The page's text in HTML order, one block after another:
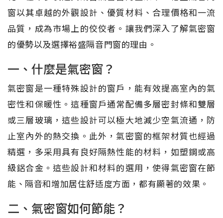
窗以其卓越的外觀設計、優質材料、合理價格和一流
品質，成為市場上的佼佼者。讓我們深入了解氣密窗
的優勢以及選擇裕盛隔音門窗的理由。
一、什麼是氣密窗？
氣密窗是一種特殊設計的窗戶，能有效提高室內的氣
密性和保暖性。這種窗戶通常配備多層密封條和雙層
或三層玻璃，這些設計可以極大地減少空氣流通，防
止室內外的熱交換。此外，氣密窗的框架材質也經過
精選，多采用具有良好隔熱性能的材料，如塑鋼或高
級鋁合金。這些設計和材料的選用，使得氣密窗在節
能、隔音和增加居住舒适度方面，都有顯著的效果。
二、氣密窗如何節能？